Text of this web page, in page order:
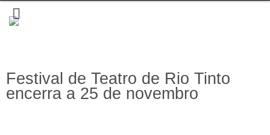
Festival de Teatro de Rio Tinto
encerra a 25 de novembro